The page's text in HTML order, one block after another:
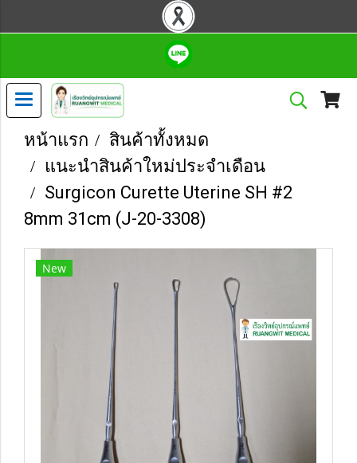
หน้าแรก
สินค้าทั้งหมด
แนะนำสินค้าใหม่ประจำเดือน
Surgicon Curette Uterine SH #2
8mm 31cm (J-20-3308)
New